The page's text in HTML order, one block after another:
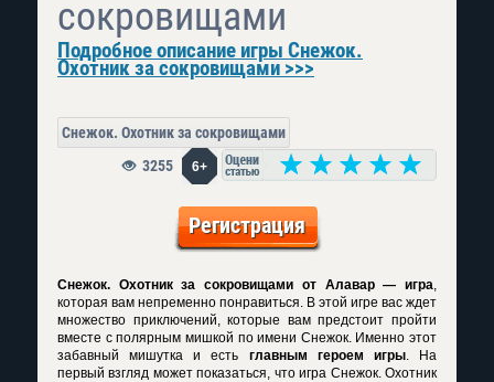
сокровищами
Подробное описание игры Снежок.
Охотник за сокровищами >>>
Снежок. Охотник за сокровищами
6+
3255
Регистрация
Снежок. Охотник за сокровищами от Алавар — игра,
которая вам непременно понравиться. В этой игре вас ждет
множество приключений, которые вам предстоит пройти
вместе с полярным мишкой по имени Снежок. Именно этот
забавный мишутка и есть главным героем игры. На
первый взгляд может показаться, что игра Снежок. Охотник